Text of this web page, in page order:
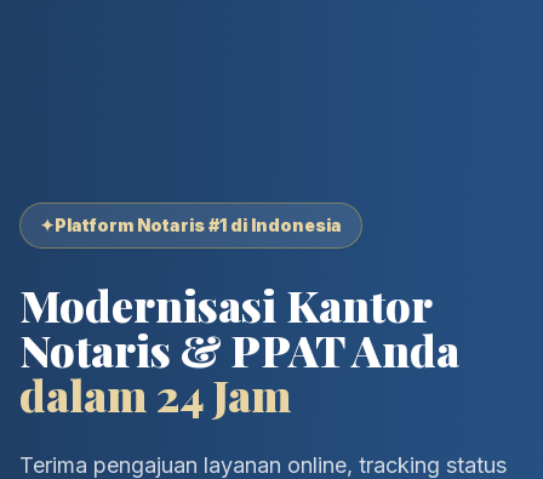
✦Platform Notaris #1 di Indonesia
Modernisasi Kantor
Notaris & PPAT Anda
dalam 24 Jam
Terima pengajuan layanan online, tracking status